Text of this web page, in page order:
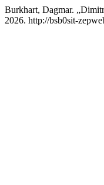
Burkhart, Dagmar.
2026. http://bsb0sit-